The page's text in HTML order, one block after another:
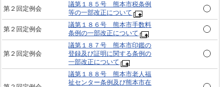
第２回定例会
議第１８５号 熊本市税条例
等の一部改正について
第２回定例会
議第１８６号 熊本市手数料
条例の一部改正について
第２回定例会
議第１８７号 熊本市印鑑の
登録及び証明に関する条例の
一部改正について
議第１８８号 熊本市老人福
祉センター条例及び熊本市在